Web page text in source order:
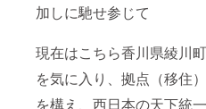
加しに馳せ参じて
現在はこちら香川県綾川町
を気に入り、拠点（移住）
を構え、西日本の天下統一